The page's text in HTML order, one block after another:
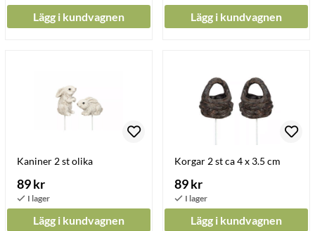
Lägg i kundvagnen Lägg i kundvagnen
Kaniner 2 st olika
89 kr
Lägg i kundvagnen
Korgar 2 st ca 4 x 3.5 cm
89 kr
Lägg i kundvagnen